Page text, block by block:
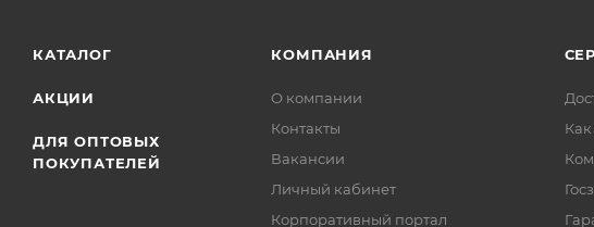
КАТАЛОГ
АКЦИИ
ДЛЯ ОПТОВЫХ
ПОКУПАТЕЛЕЙ
КОМПАНИЯ
О компании
Контакты
Вакансии
Личный кабинет
Корпоративный портал
Как